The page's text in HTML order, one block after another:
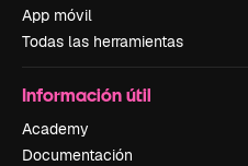
App móvil
Todas las herramientas
Información útil
Academy
Documentación